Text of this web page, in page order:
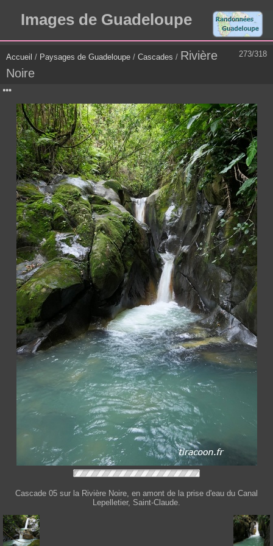
Images de Guadeloupe
273/318
Accueil / Paysages de Guadeloupe / Cascades / Rivière
Noire
Cascade 05 sur la Rivière Noire, en amont de la prise d'eau du Canal
Lepelletier, Saint-Claude.